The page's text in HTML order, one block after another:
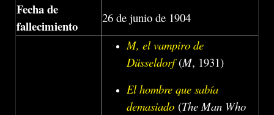
Fecha de
fallecimiento
26 de junio de 1904
M, el vampiro de
Düsseldorf(M, 1931)
El hombre que sabía
demasiado (The Man Who